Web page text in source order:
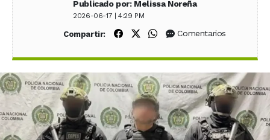
Publicado por: Melissa Noreña
2026-06-17 | 4:29 PM
Compartir: Compartir en Facebook
Compartir en X (Twitter)
Compartir en WhatsApp
Comentarios